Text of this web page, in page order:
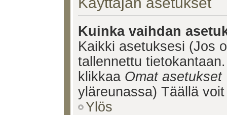
Kuinka vaihdan
Kaikki asetuksesi (Jos
tallennettu
klikkaa Omat asetukset
yläreunassa) Täällä
Ylös